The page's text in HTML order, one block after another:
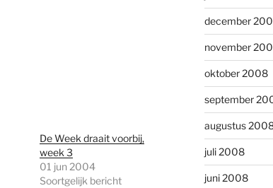
De Week draait voorbij,
week 3
01 jun 2004
Soortgelijk bericht
december
november
oktober 2008
september
augustus
juli 2008
juni 2008